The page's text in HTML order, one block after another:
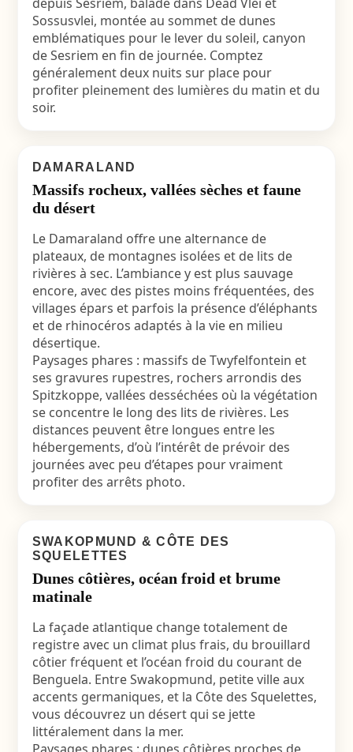
Sossusvlei, montée au sommet de dunes
emblématiques pour le lever du soleil, canyon
de Sesriem en fin de journée. Comptez
généralement deux nuits sur place pour
profiter pleinement des lumières du matin et du
soir.
DAMARALAND
Massifs rocheux, vallées sèches et faune
du désert
Le Damaraland offre une alternance de
plateaux, de montagnes isolées et de lits de
rivières à sec. L’ambiance y est plus sauvage
encore, avec des pistes moins fréquentées, des
villages épars et parfois la présence d’éléphants
et de rhinocéros adaptés à la vie en milieu
désertique.
Paysages phares : massifs de Twyfelfontein et
ses gravures rupestres, rochers arrondis des
Spitzkoppe, vallées desséchées où la végétation
se concentre le long des lits de rivières. Les
distances peuvent être longues entre les
hébergements, d’où l’intérêt de prévoir des
journées avec peu d’étapes pour vraiment
profiter des arrêts photo.
SWAKOPMUND & CÔTE DES
SQUELETTES
Dunes côtières, océan froid et brume
matinale
La façade atlantique change totalement de
registre avec un climat plus frais, du brouillard
côtier fréquent et l’océan froid du courant de
Benguela. Entre Swakopmund, petite ville aux
accents germaniques, et la Côte des Squelettes,
vous découvrez un désert qui se jette
littéralement dans la mer.